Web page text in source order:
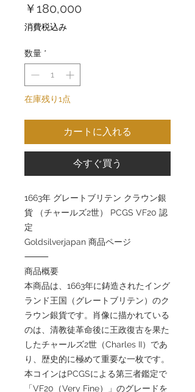
￥180,000
消費税込み
数量 *
在庫残り1点
カートに入れる
今すぐ買う
1663年 グレートブリテン クラウン銀
貨 （チャールズ2世） PCGS VF20 認
定
Goldsilverjapan 商品ページ
⸻
商品概要
本商品は、1663年に鋳造されたイング
ランド王国（グレートブリテン）のク
ラウン銀貨です。肖像に描かれている
のは、清教徒革命後に王政復古を果た
したチャールズ2世（Charles II）であ
り、歴史的に極めて重要な一枚です。
本コインはPCGSによる第三者鑑定で
「VF20（Very Fine）」のグレードを